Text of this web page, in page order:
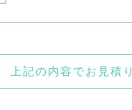
上記の内容でお見積り